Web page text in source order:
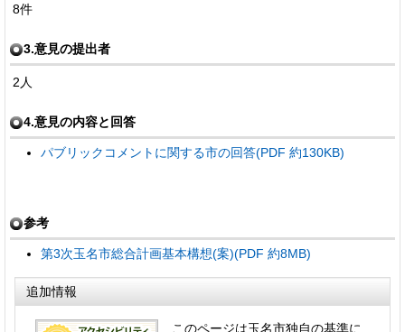
8件
3.意見の提出者
2人
4.意見の内容と回答
パブリックコメントに関する市の回答(PDF 約130KB)
参考
第3次玉名市総合計画基本構想(案)(PDF 約8MB)
追加情報
このページは玉名市独自の基準に